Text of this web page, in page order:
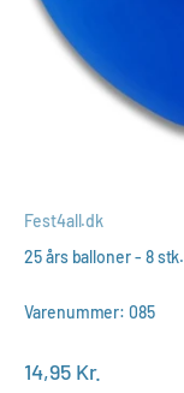
Fest4all.dk
25 års balloner - 8 stk.
Varenummer: 085
Salgspris
14,95 Kr.